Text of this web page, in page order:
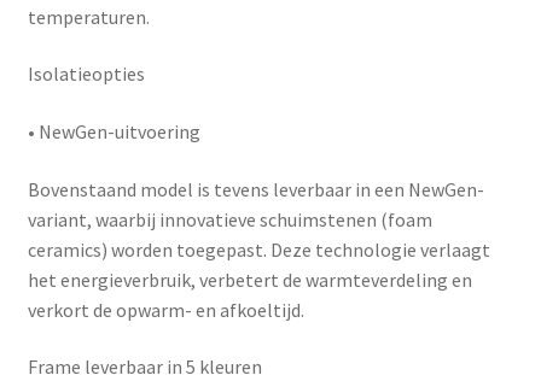
temperaturen.
Isolatieopties
• NewGen-uitvoering
Bovenstaand model is tevens leverbaar in een NewGen-
variant, waarbij innovatieve schuimstenen (foam
ceramics) worden toegepast. Deze technologie verlaagt
het energieverbruik, verbetert de warmteverdeling en
verkort de opwarm- en afkoeltijd.
Frame leverbaar in 5 kleuren